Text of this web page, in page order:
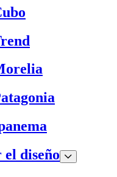
diseño